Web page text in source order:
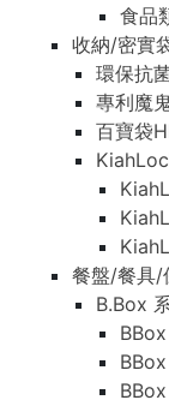
食品
收納/密實
環保抗
專利魔
百寶袋
餐盤/餐具/
B.Box